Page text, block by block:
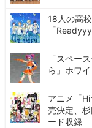
18人の高
「
「スペー
ら」ホワ
アニメ「
売決定、
ード収録